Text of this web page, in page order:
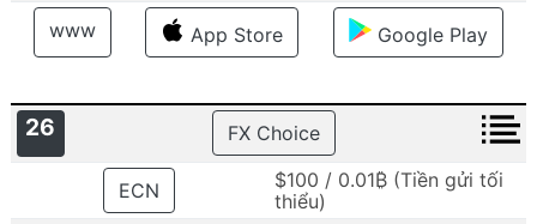
www App Store Google Play
26 FX Choice
ECN
$100 / 0.01₿ (Tiền gửi tối
thiểu)